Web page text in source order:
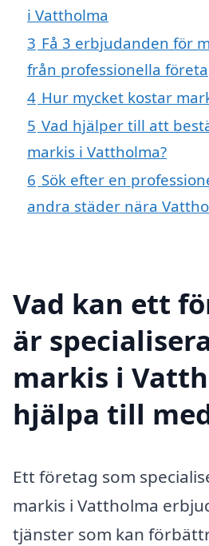
i Vattholma
3 Få 3 erbjudanden för
från professionella
4 Hur mycket kostar
5 Vad hjälper till att
markis i Vattholma?
6 Sök efter en
andra städer nära
Vad kan ett
är
markis i
hjälpa till
Ett företag som
markis i Vattholma
tjänster som kan